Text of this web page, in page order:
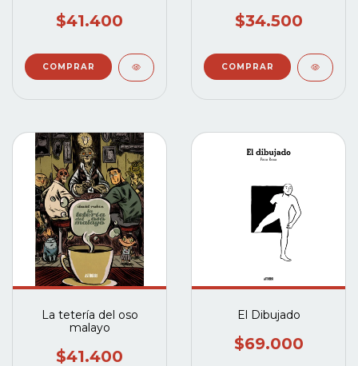
$41.400 $34.500
La tetería del oso
malayo
$41.400
El Dibujado
$69.000